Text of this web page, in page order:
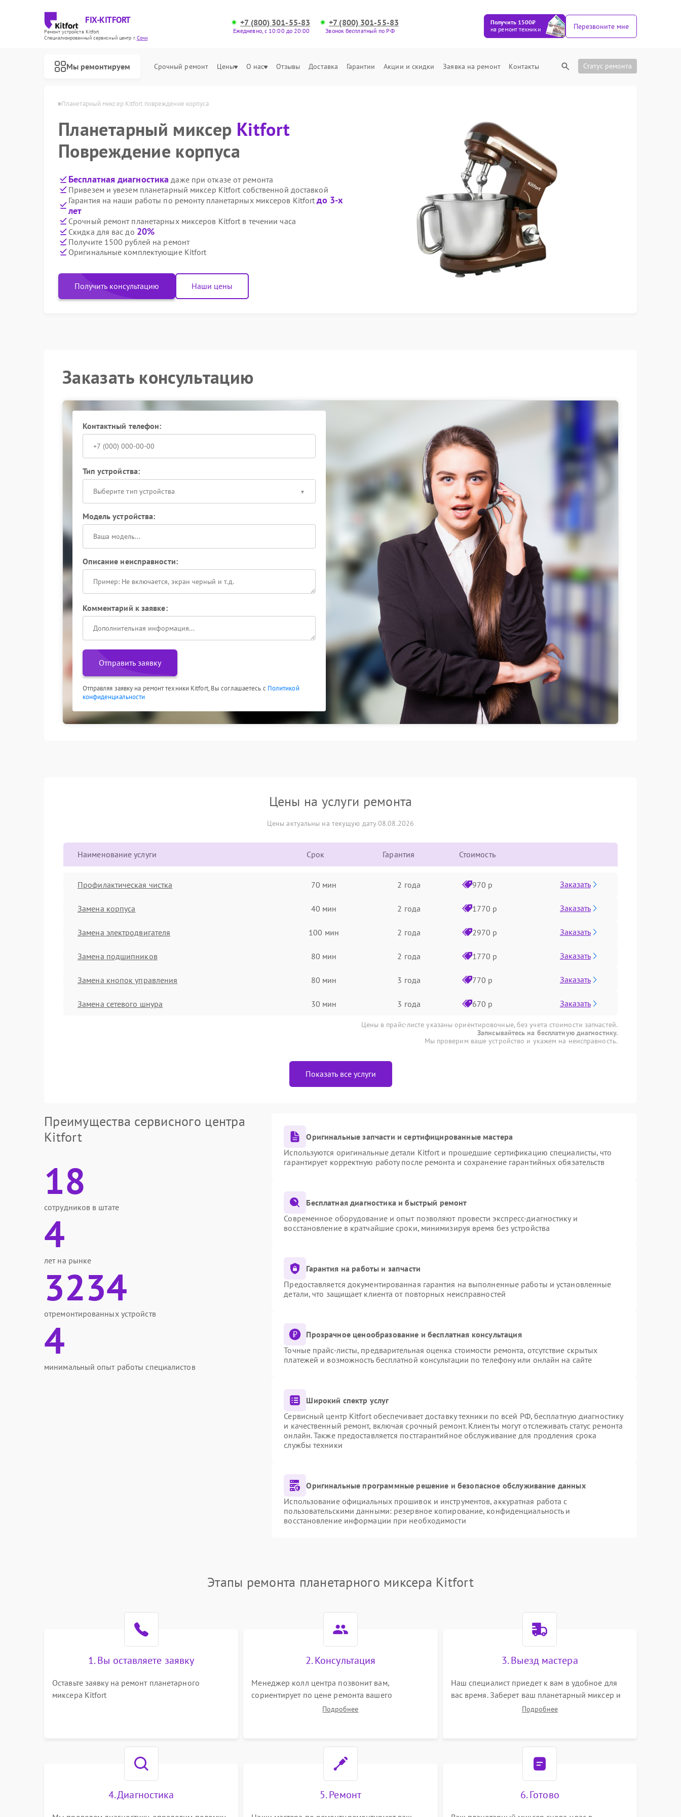
FIX-KITFORT
Ремонт устройств Kitfort
Специализированный cервисный центр г.Сочи
+7 (800) 301-55-83
Ежедневно, с 10:00 до 20:00
+7 (800) 301-55-83
Звонок бесплатный по РФ
Получить 1500₽
на ремонт техники
Перезвоните мне
Мы ремонтируем Срочный ремонт Цены О нас Отзывы Доставка Гарантии Акции и скидки Заявка на ремонт Контакты Статус ремонта
Планетарный миксер Kitfort повреждение корпуса
Планетарный миксер Kitfort
Повреждение корпуса
Бесплатная диагностика даже при отказе от ремонта
Привезем и увезем планетарный миксер Kitfort собственной доставкой
Гарантия на наши работы по ремонту планетарных миксеров Kitfortдо 3-х
лет
Срочный ремонт планетарных миксеров Kitfort в течении часа
Скидка для вас до 20%
Получите 1500 рублей на ремонт
Оригинальные комплектующие Kitfort
Получить консультацию Наши цены
Заказать консультацию
Контактный телефон:
Тип устройства:
Выберите тип устройства
Модель устройства:
Описание неисправности:
Комментарий к заявке:
Отправить заявку
Отправляя заявку на ремонт техники Kitfort, Вы соглашаетесь с Политикой
конфиденциальности
Цены на услуги ремонта
Цены актуальны на текущую дату 08.08.2026
Наименование услуги Срок Гарантия Стоимость
Профилактическая чистка 70 мин 2 года 970 р Заказать
Замена корпуса 40 мин 2 года 1770 р Заказать
Замена электродвигателя 100 мин 2 года 2970 р Заказать
Замена подшипников 80 мин 2 года 1770 р Заказать
Замена кнопок управления 80 мин 3 года 770 р Заказать
Замена сетевого шнура 30 мин 3 года 670 р Заказать
Цены в прайс-листе указаны ориентировочные, без учета стоимости запчастей.
Записывайтесь на бесплатную диагностику.
Мы проверим ваше устройство и укажем на неисправность.
Показать все услуги
Преимущества сервисного центра
Kitfort
18
сотрудников в штате
4
лет на рынке
3234
отремонтированных устройств
4
минимальный опыт работы специалистов
Оригинальные запчасти и сертифицированные мастера
Используются оригинальные детали Kitfort и прошедшие сертификацию специалисты, что
гарантирует корректную работу после ремонта и сохранение гарантийных обязательств
Бесплатная диагностика и быстрый ремонт
Современное оборудование и опыт позволяют провести экспресс-диагностику и
восстановление в кратчайшие сроки, минимизируя время без устройства
Гарантия на работы и запчасти
Предоставляется документированная гарантия на выполненные работы и установленные
детали, что защищает клиента от повторных неисправностей
Прозрачное ценообразование и бесплатная консультация
Точные прайс-листы, предварительная оценка стоимости ремонта, отсутствие скрытых
платежей и возможность бесплатной консультации по телефону или онлайн на сайте
Широкий спектр услуг
Сервисный центр Kitfort обеспечивает доставку техники по всей РФ, бесплатную диагностику
и качественный ремонт, включая срочный ремонт. Клиенты могут отслеживать статус ремонта
онлайн. Также предоставляется постгарантийное обслуживание для продления срока
службы техники
Оригинальные программные решение и безопасное обслуживание данных
Использование официальных прошивок и инструментов, аккуратная работа с
пользовательскими данными: резервное копирование, конфиденциальность и
восстановление информации при необходимости
Этапы ремонта планетарного миксера Kitfort
1. Вы оставляете заявку
Оставьте заявку на ремонт планетарного
миксера Kitfort
2. Консультация
Менеджер колл центра позвонит вам,
сориентирует по цене ремонта вашего
планетарного миксера а также ответит на все
Подробнее
3. Выезд мастера
Наш специалист приедет к вам в удобное для
вас время. Заберет ваш планетарный миксер и
привезет на склад для диагностики.
Подробнее
4. Диагностика 5. Ремонт 6. Готово